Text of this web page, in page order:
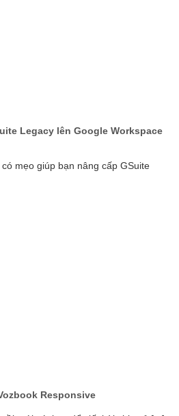
Legacy lên Google Workspace
mẹo giúp bạn nâng cấp GSuite
Responsive